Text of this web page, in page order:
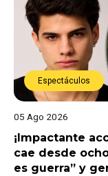
Espectáculos
05 Ago 2026
¡Impactante
cae desde
es guerra” y